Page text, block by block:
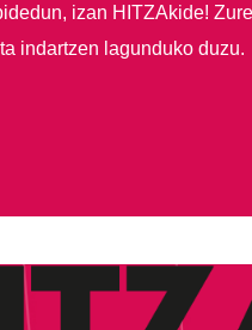
izan HITZAkide!
indartzen lagunduko duzu.